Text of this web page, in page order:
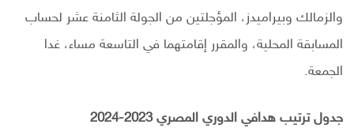
والزمالك وبيراميدز، المؤجلتين من الجولة الثامنة عشر لحساب
المسابقة المحلية، والمقرر إقامتهما في التاسعة مساء، غدا
الجمعة.
جدول ترتيب هدافي الدوري المصري 2023-2024